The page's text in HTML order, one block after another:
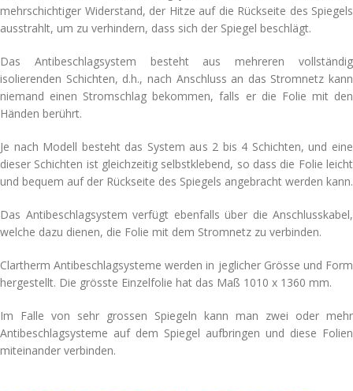
mehrschichtiger Widerstand, der Hitze auf die Rückseite des Spiegels
ausstrahlt, um zu verhindern, dass sich der Spiegel beschlägt.
Das Antibeschlagsystem besteht aus mehreren vollständig
isolierenden Schichten, d.h., nach Anschluss an das Stromnetz kann
niemand einen Stromschlag bekommen, falls er die Folie mit den
Händen berührt.
Je nach Modell besteht das System aus 2 bis 4 Schichten, und eine
dieser Schichten ist gleichzeitig selbstklebend, so dass die Folie leicht
und bequem auf der Rückseite des Spiegels angebracht werden kann.
Das Antibeschlagsystem verfügt ebenfalls über die Anschlusskabel,
welche dazu dienen, die Folie mit dem Stromnetz zu verbinden.
Clartherm Antibeschlagsysteme werden in jeglicher Grösse und Form
hergestellt. Die grösste Einzelfolie hat das Maß 1010 x 1360 mm.
Im Falle von sehr grossen Spiegeln kann man zwei oder mehr
Antibeschlagsysteme auf dem Spiegel aufbringen und diese Folien
miteinander verbinden.